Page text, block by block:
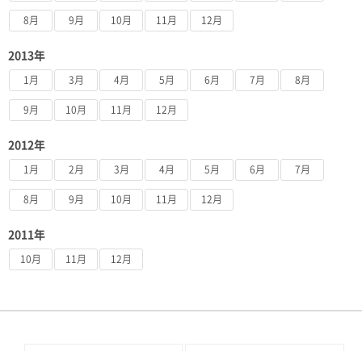
8月 9月 10月 11月 12月
2013年
1月 3月 4月 5月 6月 7月 8月
9月 10月 11月 12月
2012年
1月 2月 3月 4月 5月 6月 7月
8月 9月 10月 11月 12月
2011年
10月 11月 12月